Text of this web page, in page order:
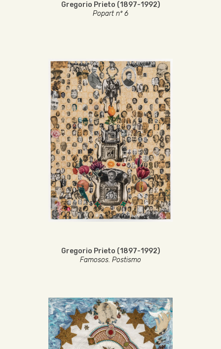
Gregorio Prieto (1897-1992)
Popart nº 6
Gregorio Prieto (1897-1992)
Famosos. Postismo